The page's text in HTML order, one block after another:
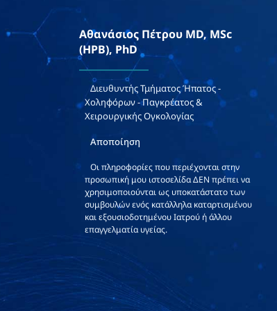
Αθανάσιος Πέτρου MD, MSc
(HPB), PhD
Διευθυντής Τμήματος Ήπατος -
Χοληφόρων - Παγκρέατος &
Χειρουργικής Ογκολογίας
Αποποίηση
Οι πληροφορίες που περιέχονται στην
προσωπική μου ιστοσελίδα ΔΕΝ πρέπει να
χρησιμοποιούνται ως υποκατάστατο των
συμβουλών ενός κατάλληλα καταρτισμένου
και εξουσιοδοτημένου Ιατρού ή άλλου
επαγγελματία υγείας.